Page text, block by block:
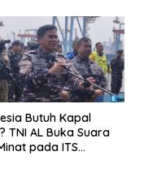
Butuh Kapal
TNI AL Buka Suara
pada ITS